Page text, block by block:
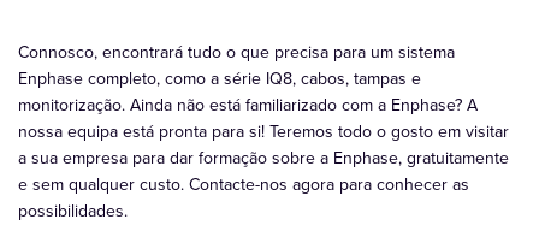
Connosco, encontrará tudo o que precisa para um sistema
Enphase completo, como a série IQ8, cabos, tampas e
monitorização. Ainda não está familiarizado com a Enphase? A
nossa equipa está pronta para si! Teremos todo o gosto em visitar
a sua empresa para dar formação sobre a Enphase, gratuitamente
e sem qualquer custo. Contacte-nos agora para conhecer as
possibilidades.